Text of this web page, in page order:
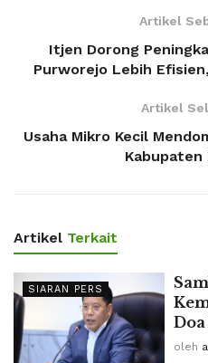
Artikel
Itjen Dorong
Purworejo Lebih
Artikel
Usaha Mikro Kecil
Artikel Terkait
SIARAN PERS
Doa
oleh